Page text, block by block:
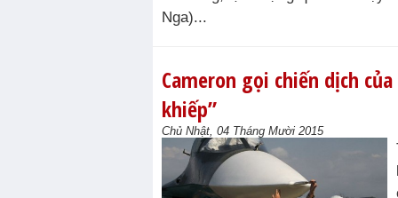
Nga)...
Cameron gọi chiến dịch
khiếp”
Chủ Nhật, 04 Tháng Mười 2015